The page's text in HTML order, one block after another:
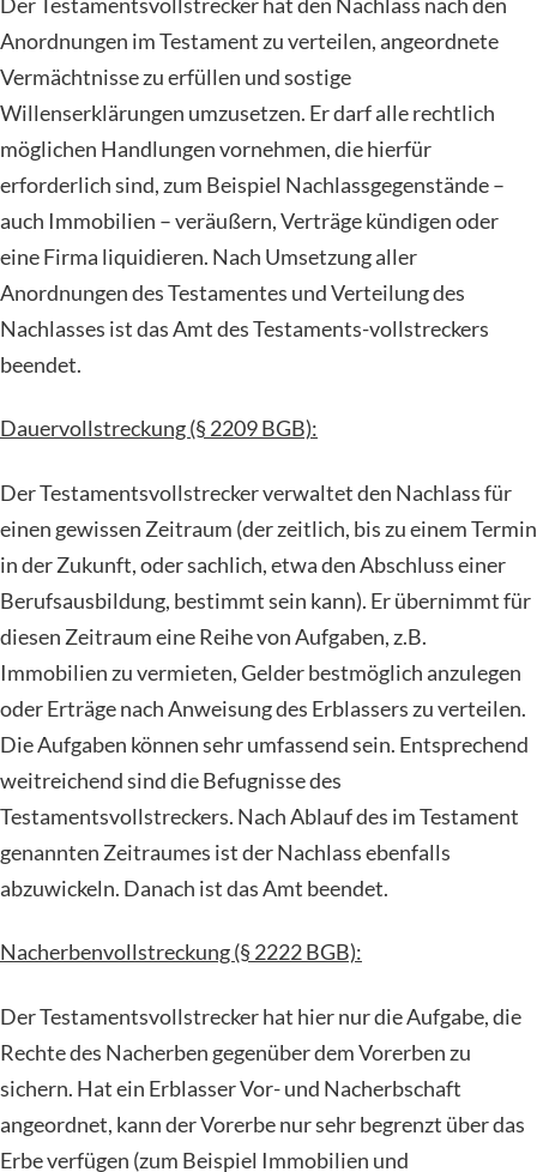
Anordnungen im Testament zu verteilen, angeordnete
Vermächtnisse zu erfüllen und sostige
Willenserklärungen umzusetzen. Er darf alle rechtlich
möglichen Handlungen vornehmen, die hierfür
erforderlich sind, zum Beispiel Nachlassgegenstände –
auch Immobilien – veräußern, Verträge kündigen oder
eine Firma liquidieren. Nach Umsetzung aller
Anordnungen des Testamentes und Verteilung des
Nachlasses ist das Amt des Testaments-vollstreckers
beendet.
Dauervollstreckung (§ 2209 BGB):
Der Testamentsvollstrecker verwaltet den Nachlass für
einen gewissen Zeitraum (der zeitlich, bis zu einem Termin
in der Zukunft, oder sachlich, etwa den Abschluss einer
Berufsausbildung, bestimmt sein kann). Er übernimmt für
diesen Zeitraum eine Reihe von Aufgaben, z.B.
Immobilien zu vermieten, Gelder bestmöglich anzulegen
oder Erträge nach Anweisung des Erblassers zu verteilen.
Die Aufgaben können sehr umfassend sein. Entsprechend
weitreichend sind die Befugnisse des
Testamentsvollstreckers. Nach Ablauf des im Testament
genannten Zeitraumes ist der Nachlass ebenfalls
abzuwickeln. Danach ist das Amt beendet.
Nacherbenvollstreckung (§ 2222 BGB):
Der Testamentsvollstrecker hat hier nur die Aufgabe, die
Rechte des Nacherben gegenüber dem Vorerben zu
sichern. Hat ein Erblasser Vor- und Nacherbschaft
angeordnet, kann der Vorerbe nur sehr begrenzt über das
Erbe verfügen (zum Beispiel Immobilien und